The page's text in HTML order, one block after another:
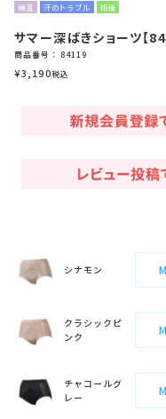
綿混 汗のトラブル 術後
サマー深ばきショーツ【
商品番号 84119
¥3,190税込
シナモン M
クラシックピ
ンク
M
チャコールグ
レー
M